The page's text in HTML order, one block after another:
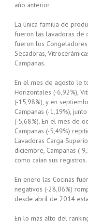
año anterior.
La única familia de
fueron las lavadoras de
fueron los
Secadoras,
Campanas.
En el mes de agosto le
Horizontales (-6,92%),
(-15,98%), y en
Campanas (-1,19%),
(-5,68%). En el mes de
Campanas (-5,49%)
Lavadoras Carga
diciembre, Campanas (-
como caían sus registros.
En enero las Cocinas
negativos (-28,06%)
desde abril de 2014
En lo más alto del